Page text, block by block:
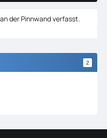
der Pinnwand verfasst.
2